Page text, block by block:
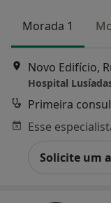
Morada 1
Novo Edifício,
Hospital
Primeira
Solicite um